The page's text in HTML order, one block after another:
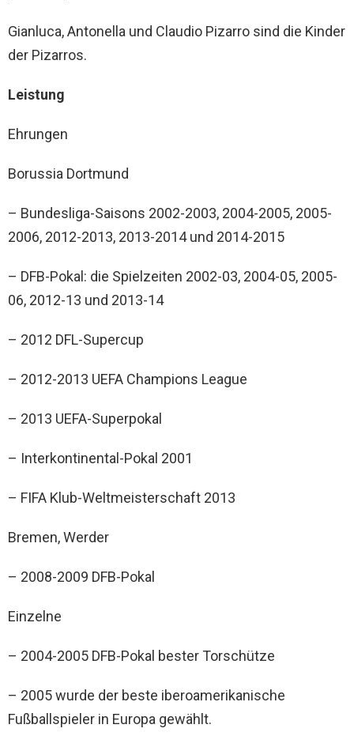
Gianluca, Antonella und Claudio Pizarro sind die Kinder
der Pizarros.
Leistung
Ehrungen
Borussia Dortmund
– Bundesliga-Saisons 2002-2003, 2004-2005, 2005-
2006, 2012-2013, 2013-2014 und 2014-2015
– DFB-Pokal: die Spielzeiten 2002-03, 2004-05, 2005-
06, 2012-13 und 2013-14
– 2012 DFL-Supercup
– 2012-2013 UEFA Champions League
– 2013 UEFA-Superpokal
– Interkontinental-Pokal 2001
– FIFA Klub-Weltmeisterschaft 2013
Bremen, Werder
– 2008-2009 DFB-Pokal
Einzelne
– 2004-2005 DFB-Pokal bester Torschütze
– 2005 wurde der beste iberoamerikanische
Fußballspieler in Europa gewählt.